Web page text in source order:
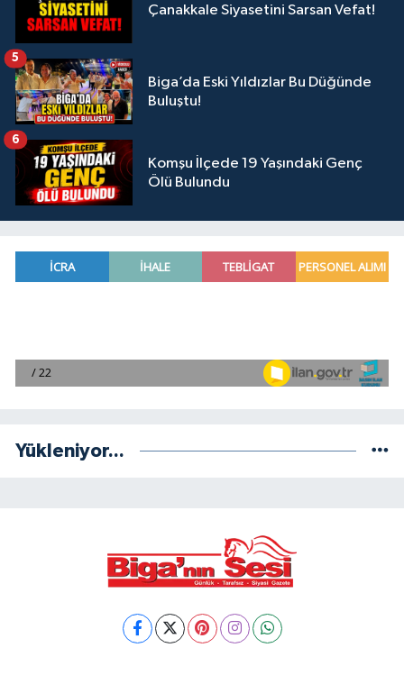
Çanakkale Siyasetini Sarsan Vefat!
Biga’da Eski Yıldızlar Bu Düğünde
Buluştu!
5
Komşu İlçede 19 Yaşındaki Genç
Ölü Bulundu
6
Yükleniyor...